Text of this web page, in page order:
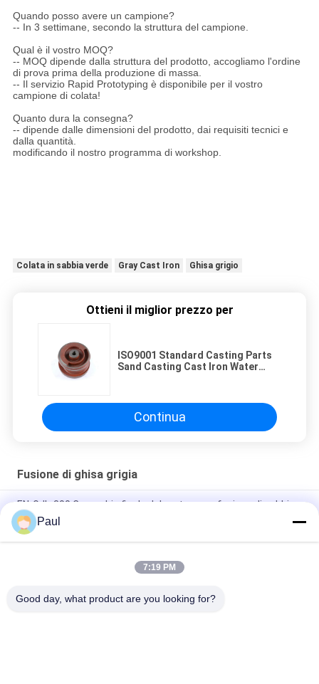
Quando posso avere un campione?
-- In 3 settimane, secondo la struttura del campione.
Qual è il vostro MOQ?
-- MOQ dipende dalla struttura del prodotto, accogliamo l'ordine
di prova prima della produzione di massa.
-- Il servizio Rapid Prototyping è disponibile per il vostro
campione di colata!
Quanto dura la consegna?
-- dipende dalle dimensioni del prodotto, dai requisiti tecnici e
dalla quantità.
modificando il nostro programma di workshop.
Colata in sabbia verde Gray Cast Iron Ghisa grigio
Ottieni il miglior prezzo per
ISO9001 Standard Casting Parts
Sand Casting Cast Iron Water
Continua
Fusione di ghisa grigia
EN-GJL-300 Coperchio finale del motore per fusione di sabbia
di ferro grigio
Parti in ghisa grigia per macchinari industriali
Camion rimorchio sospensione telaio parti foglio anteriore
Paul
7:19 PM
Good day, what product are you looking for?